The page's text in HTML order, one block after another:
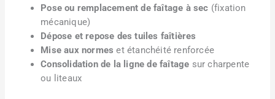
Pose ou remplacement de faîtage à sec (fixation
mécanique)
Dépose et repose des tuiles faîtières
Mise aux normes et étanchéité renforcée
Consolidation de la ligne de faîtage sur charpente
ou liteaux